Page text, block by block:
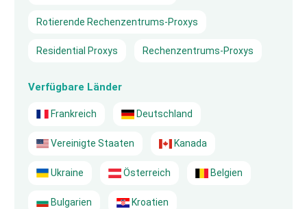
Rotierende Rechenzentrums-Proxys
Residential Proxys Rechenzentrums-Proxys
Verfügbare Länder
Frankreich Deutschland
Vereinigte Staaten Kanada
Ukraine Österreich Belgien
Bulgarien Kroatien